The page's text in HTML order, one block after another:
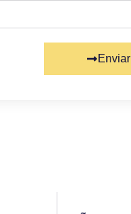
Enviar